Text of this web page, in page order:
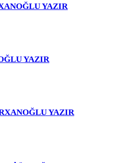
YAZIR
YAZIR
YAZIR